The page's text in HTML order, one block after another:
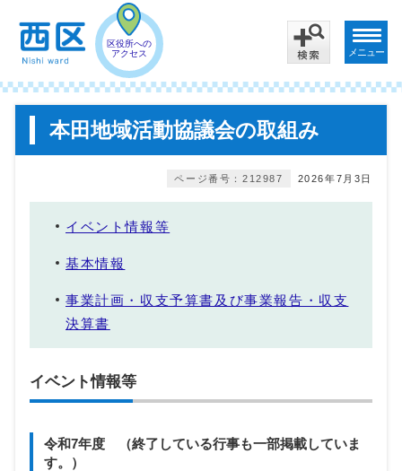
区役所への
アクセス
メニュー
本田地域活動協議会の取組み
2026年7月3日
ページ番号：212987
イベント情報等
基本情報
事業計画・収支予算書及び事業報告・収支
決算書
イベント情報等
令和7年度 （終了している行事も一部掲載していま
す。）